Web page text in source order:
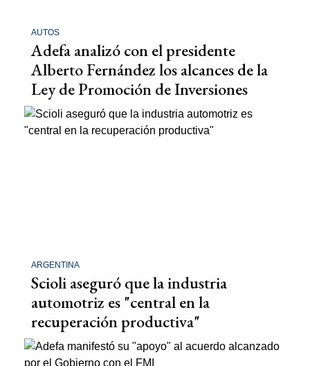
AUTOS
Adefa analizó con el presidente
Alberto Fernández los alcances de la
Ley de Promoción de Inversiones
ARGENTINA
Scioli aseguró que la industria
automotriz es "central en la
recuperación productiva"